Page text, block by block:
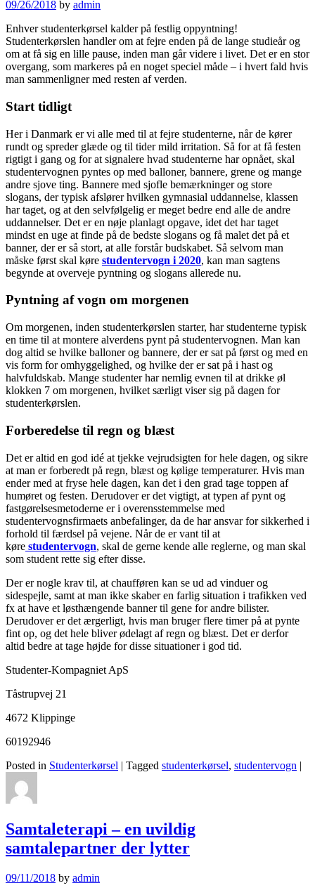
09/26/2018 by admin
Enhver studenterkørsel kalder på festlig oppyntning!
Studenterkørslen handler om at fejre enden på de lange studieår og
om at få sig en lille pause, inden man går videre i livet. Det er en stor
overgang, som markeres på en noget speciel måde – i hvert fald hvis
man sammenligner med resten af verden.
Start tidligt
Her i Danmark er vi alle med til at fejre studenterne, når de kører
rundt og spreder glæde og til tider mild irritation. Så for at få festen
rigtigt i gang og for at signalere hvad studenterne har opnået, skal
studentervognen pyntes op med balloner, bannere, grene og mange
andre sjove ting. Bannere med sjofle bemærkninger og store
slogans, der typisk afslører hvilken gymnasial uddannelse, klassen
har taget, og at den selvfølgelig er meget bedre end alle de andre
uddannelser. Det er en nøje planlagt opgave, idet det har taget
mindst en uge at finde på de bedste slogans og få malet det på et
banner, der er så stort, at alle forstår budskabet. Så selvom man
måske først skal køre studentervogn i 2020, kan man sagtens
begynde at overveje pyntning og slogans allerede nu.
Pyntning af vogn om morgenen
Om morgenen, inden studenterkørslen starter, har studenterne typisk
en time til at montere alverdens pynt på studentervognen. Man kan
dog altid se hvilke balloner og bannere, der er sat på først og med en
vis form for omhyggelighed, og hvilke der er sat på i hast og
halvfuldskab. Mange studenter har nemlig evnen til at drikke øl
klokken 7 om morgenen, hvilket særligt viser sig på dagen for
studenterkørslen.
Forberedelse til regn og blæst
Det er altid en god idé at tjekke vejrudsigten for hele dagen, og sikre
at man er forberedt på regn, blæst og kølige temperaturer. Hvis man
ender med at fryse hele dagen, kan det i den grad tage toppen af
humøret og festen. Derudover er det vigtigt, at typen af pynt og
fastgørelsesmetoderne er i overensstemmelse med
studentervognsfirmaets anbefalinger, da de har ansvar for sikkerhed i
forhold til færdsel på vejene. Når de er vant til at
køre studentervogn, skal de gerne kende alle reglerne, og man skal
som student rette sig efter disse.
Der er nogle krav til, at chaufføren kan se ud ad vinduer og
sidespejle, samt at man ikke skaber en farlig situation i trafikken ved
fx at have et løsthængende banner til gene for andre bilister.
Derudover er det ærgerligt, hvis man bruger flere timer på at pynte
fint op, og det hele bliver ødelagt af regn og blæst. Det er derfor
altid bedre at tage højde for disse situationer i god tid.
Studenter-Kompagniet ApS
Tåstrupvej 21
4672 Klippinge
60192946
Posted in Studenterkørsel | Tagged studenterkørsel, studentervogn |
Samtaleterapi – en uvildig
samtalepartner der lytter
09/11/2018 by admin